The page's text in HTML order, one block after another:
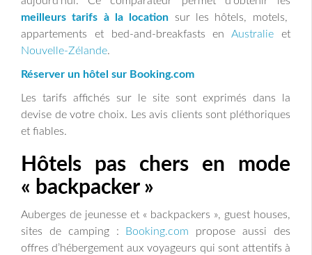
meilleurs tarifs à la location sur les hôtels, motels,
appartements et bed-and-breakfasts enAustralie et
Nouvelle-Zélande.
Réserver un hôtel sur Booking.com
Les tarifs affichés sur le site sont exprimés dans la
devise de votre choix. Les avis clients sont pléthoriques
et fiables.
Hôtels pas chers en mode
« backpacker »
Auberges de jeunesse et « backpackers », guest houses,
sites de camping : Booking.com propose aussi des
offres d’hébergement aux voyageurs qui sont attentifs à